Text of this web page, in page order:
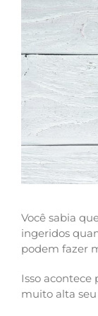
Você sabia
ingeridos
podem fazer
Isso
muito alta